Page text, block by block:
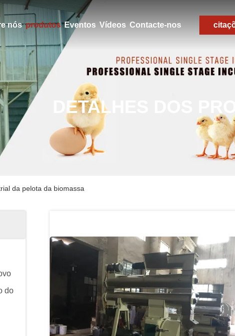
nós produtos Eventos Vídeos Contacte-nos
DETALHES DOS
da pelota da biomassa
do